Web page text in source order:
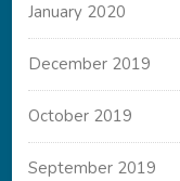
January 2020
December 2019
October 2019
September 2019